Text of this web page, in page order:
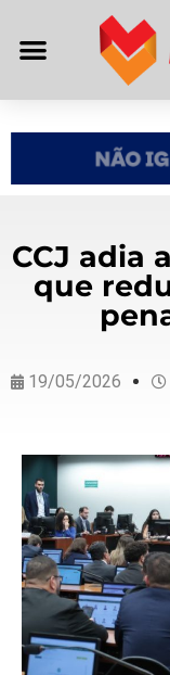
CCJ adia
que
19/05/2026